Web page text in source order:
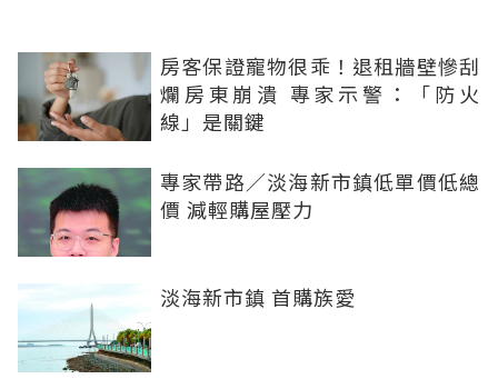
房客保證寵物很乖！退租牆壁慘刮
爛房東崩潰 專家示警：「防火
線」是關鍵
專家帶路／淡海新市鎮低單價低總
價 減輕購屋壓力
淡海新市鎮 首購族愛